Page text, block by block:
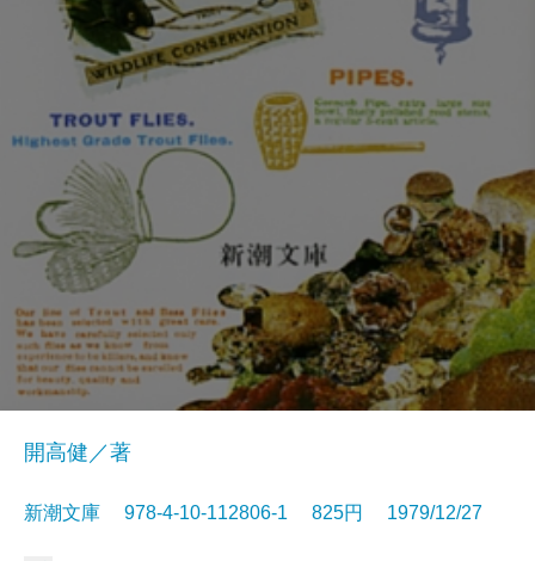
開高健／著
新潮文庫 978-4-10-112806-1 825円 1979/12/27